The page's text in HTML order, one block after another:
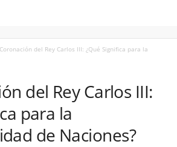
del Rey Carlos III: ¿Qué Significa para la
del Rey Carlos III:
para la
de Naciones?